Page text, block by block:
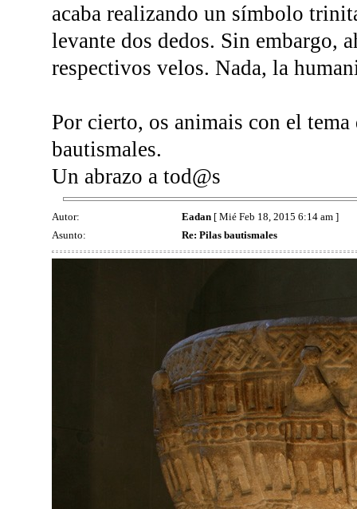
acaba realizando un símbolo
levante dos dedos. Sin embargo,
respectivos velos. Nada, la
Por cierto, os animais con el
bautismales.
Un abrazo a tod@s
Autor: Eadan [ Mié Feb 18, 2015 6:14 am ]
Asunto:
Re: Pilas bautismales